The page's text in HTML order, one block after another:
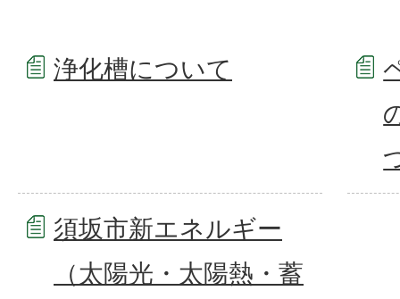
浄化槽について
須坂市新エネルギー
（太陽光・太陽熱・蓄